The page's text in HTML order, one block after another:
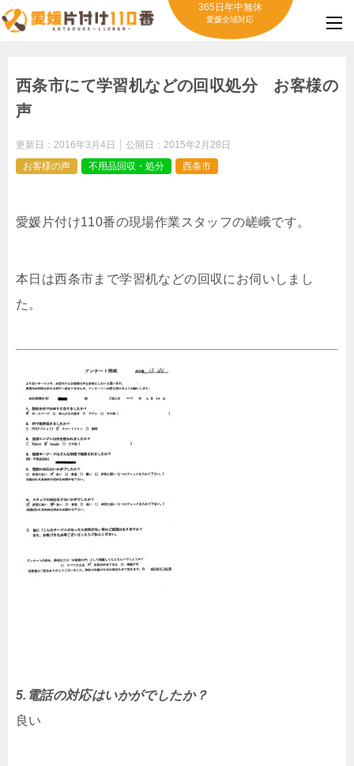
365日年中無休
愛媛全域対応
西条市にて学習机などの回収処分 お客様の
声
更新日： 2016年3月4日 公開日： 2015年2月28日
お客様の声
不用品回収・処分 西条市
愛媛片付け110番の現場作業スタッフの嵯峨です。
本日は西条市まで学習机などの回収にお伺いしまし
た。
5.電話の対応はいかがでしたか？
良い